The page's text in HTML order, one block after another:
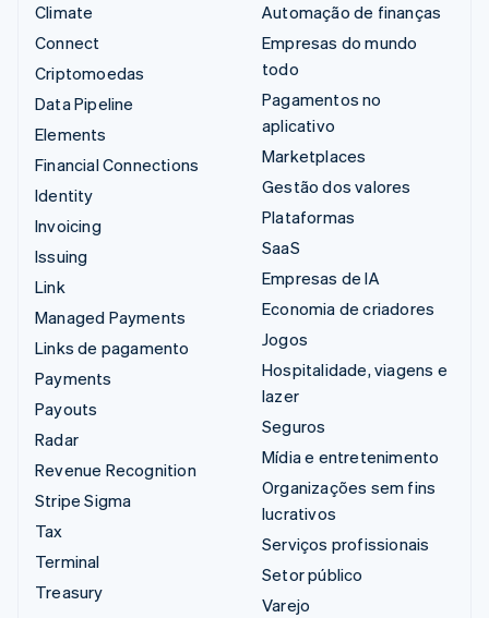
Climate
Connect
Criptomoedas
Data Pipeline
Elements
Financial Connections
Identity
Invoicing
Issuing
Link
Managed Payments
Links de pagamento
Payments
Payouts
Radar
Revenue Recognition
Stripe Sigma
Tax
Terminal
Treasury
Automação de finanças
Empresas do mundo
todo
Pagamentos no
aplicativo
Marketplaces
Gestão dos valores
Plataformas
SaaS
Empresas de IA
Economia de criadores
Jogos
Hospitalidade, viagens e
lazer
Seguros
Mídia e entretenimento
Organizações sem fins
lucrativos
Serviços profissionais
Setor público
Varejo